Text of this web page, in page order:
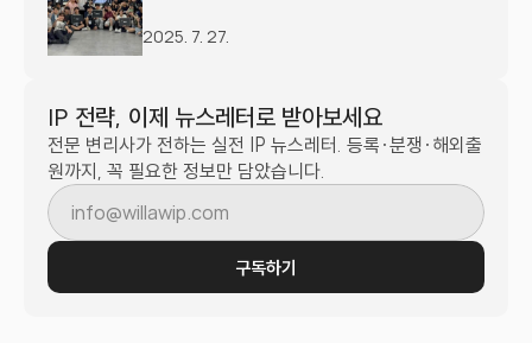
2025. 7. 27.
IP 전략, 이제 뉴스레터로 받아보세요
전문 변리사가 전하는 실전 IP 뉴스레터. 등록·분쟁·해외출
원까지, 꼭 필요한 정보만 담았습니다.
구독하기